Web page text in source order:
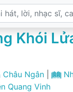
Khói
Châu Ngân
Quang Vinh